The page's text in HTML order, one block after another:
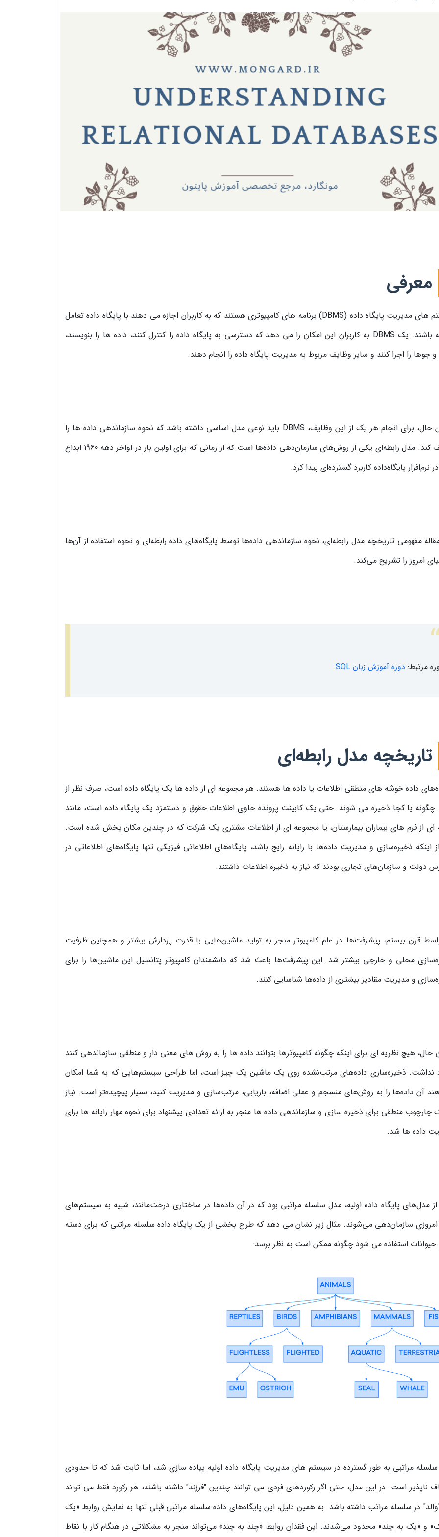
معرفی
سیستم های مدیریت پایگاه داده (DBMS) برنامه های کامپیوتری هستند که به کاربران اجازه می دهند با پایگاه داده تعامل
داشته باشند. یک DBMS به کاربران این امکان را می دهد که دسترسی به پایگاه داده را کنترل کنند، داده ها را بنویسند،
جوها را اجرا کنند و سایر وظایف مربوط به مدیریت پایگاه داده را انجام دهند.
با این حال، برای انجام هر یک از این وظایف، DBMS باید نوعی مدل اساسی داشته باشد که نحوه سازماندهی داده ها را
تعریف کند. مدل رابطه‌ای یکی از روش‌های سازمان‌دهی داده‌ها است که از زمانی که برای اولین بار در اواخر دهه 1960 ابداع
نرم‌افزار پایگاه‌داده کاربرد گسترده‌ای پیدا کرد.
مفهومی تاریخچه مدل رابطه‌ای، نحوه سازماندهی داده‌ها توسط پایگاه‌های داده رابطه‌ای و نحوه استفاده از آن‌ها
امروز را تشریح می‌کند.
مرتبط: دوره آموزش زبان SQL
تاریخچه مدل رابطه‌ای
داده خوشه های منطقی اطلاعات یا داده ها هستند. هر مجموعه ای از داده ها یک پایگاه داده است، صرف نظر از
چگونه یا کجا ذخیره می شوند. حتی یک کابینت پرونده حاوی اطلاعات حقوق و دستمزد یک پایگاه داده است، مانند
ای از فرم های بیماران بیمارستان، یا مجموعه ای از اطلاعات مشتری یک شرکت که در چندین مکان پخش شده است.
اینکه ذخیره‌سازی و مدیریت داده‌ها با رایانه رایج باشد، پایگاه‌های اطلاعاتی فیزیکی تنها پایگاه‌های اطلاعاتی در
دولت و سازمان‌های تجاری بودند که نیاز به ذخیره اطلاعات داشتند.
قرن بیستم، پیشرفت‌ها در علم کامپیوتر منجر به تولید ماشین‌هایی با قدرت پردازش بیشتر و همچنین ظرفیت
محلی و خارجی بیشتر شد. این پیشرفت‌ها باعث شد که دانشمندان کامپیوتر پتانسیل این ماشین‌ها را برای
و مدیریت مقادیر بیشتری از داده‌ها شناسایی کنند.
حال، هیچ نظریه ای برای اینکه چگونه کامپیوترها بتوانند داده ها را به روش های معنی دار و منطقی سازماندهی کنند
نداشت. ذخیره‌سازی داده‌های مرتب‌نشده روی یک ماشین یک چیز است، اما طراحی سیستم‌هایی که به شما امکان
آن داده‌ها را به روش‌های منسجم و عملی اضافه، بازیابی، مرتب‌سازی و مدیریت کنید، بسیار پیچیده‌تر است. نیاز
چارچوب منطقی برای ذخیره سازی و سازماندهی داده ها منجر به ارائه تعدادی پیشنهاد برای نحوه مهار رایانه ها برای
داده ها شد.
مدل‌های پایگاه داده اولیه، مدل سلسله مراتبی بود که در آن داده‌ها در ساختاری درخت‌مانند، شبیه به سیستم‌های
امروزی سازمان‌دهی می‌شوند. مثال زیر نشان می دهد که طرح بخشی از یک پایگاه داده سلسله مراتبی که برای دسته
حیوانات استفاده می شود چگونه ممکن است به نظر برسد:
مراتبی به طور گسترده در سیستم های مدیریت پایگاه داده اولیه پیاده سازی شد، اما ثابت شد که تا حدودی
ناپذیر است. در این مدل، حتی اگر رکوردهای فردی می توانند چندین "فرزند" داشته باشند، هر رکورد فقط می تواند
در سلسله مراتب داشته باشد. به همین دلیل، این پایگاه‌های داده سلسله مراتبی قبلی تنها به نمایش روابط «یک
و «یک به چند» محدود می‌شدند. این فقدان روابط «چند به چند» می‌تواند منجر به مشکلاتی در هنگام کار با نقاط